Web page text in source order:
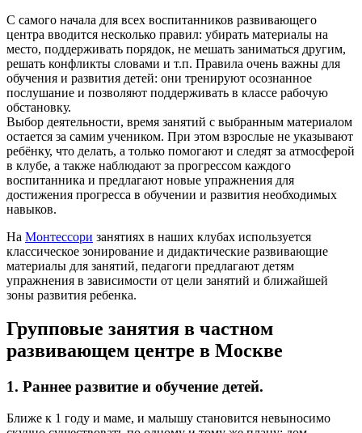
С самого начала для всех воспитанников развивающего
центра вводится несколько правил: убирать материалы на
место, поддерживать порядок, не мешать заниматься другим,
решать конфликты словами и т.п. Правила очень важны для
обучения и развития детей: они тренируют осознанное
послушание и позволяют поддерживать в классе рабочую
обстановку.
Выбор деятельности, время занятий с выбранным материалом
остается за самим учеником. При этом взрослые не указывают
ребёнку, что делать, а только помогают и следят за атмосферой
в клубе, а также наблюдают за прогрессом каждого
воспитанника и предлагают новые упражнения для
достижения прогресса в обучении и развития необходимых
навыков.
На Монтессори занятиях в наших клубах используется
классическое зонирование и дидактические развивающие
материалы для занятий, педагоги предлагают детям
упражнения в зависимости от цели занятий и ближайшей
зоны развития ребенка.
Групповые занятия в частном
развивающем центре в Москве
1. Раннее развитие и обучение детей.
Ближе к 1 году и маме, и малышу становится невыносимо